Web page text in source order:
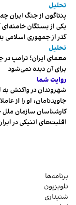
تحلیل
پنتاگون از جنگ ایران
یکی از بستگان خامنه‌ای
گذر از جمهوری
تحلیل
معمای ایران؛ ترامپ در
برای آن دیده نمی‌شود
روایت شما
شهروندان در واکنش به
جاویدنامان، او را از
کارشناسان سازمان
اقلیت‌های اتنیکی در
برنامه‌ها
تلویزیون
شنیداری